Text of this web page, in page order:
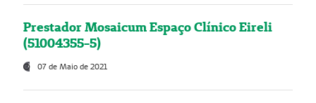
Prestador Mosaicum Espaço Clínico Eireli
(51004355-5)
07 de Maio de 2021